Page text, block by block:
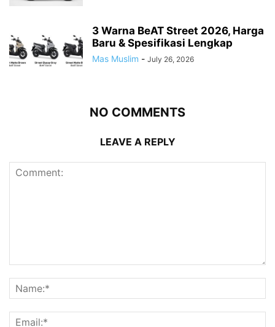
3 Warna BeAT Street 2026, Harga
Baru & Spesifikasi Lengkap
Mas Muslim - July 26, 2026
NO COMMENTS
LEAVE A REPLY